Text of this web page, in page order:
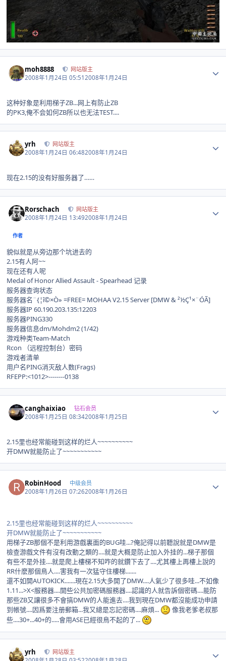
moh8888 网站版主
2008年1月24日 05:512008年1月24日
这种好象是利用梯子ZB...网上有防止ZB
的PK3,俺不会如何ZB所以也无法TEST....
yrh 网站版主
2008年1月24日 06:482008年1月24日
现在2.15的没有好服务器了……
Rorschach 网站版主
2008年1月24日 13:492008年1月24日
作者
貌似就是从旁边那个坑进去的
2.15有人阿~~
现在还有人呢
Medal of Honor Allied Assault - Spearhead 记录
服务器查询状态
服务器名¨{¦î©×Ò» =FREE= MOHAA V2.15 Server [DMW & ²½Ç¹×¨ÓÃ]
服务器IP 60.190.203.135:12203
服务器PING330
服务器信息dm/Mohdm2 (1/42)
游戏种类Team-Match
Rcon （远程控制台）密码
游戏者清单
用户名PING消灭敌人数(Frags)
RFEPP:<1012>--------0138
canghaixiao 钻石会员
2008年1月25日 08:342008年1月25日
2.15里也经常能碰到这样的烂人~~~~~~~~~~
开DMW就能防止了~~~~~~~~~~~
RobinHood 中级会员
2008年1月26日 07:262008年1月26日
2.15里也经常能碰到这样的烂人~~~~~~~~~~
开DMW就能防止了~~~~~~~~~~~
用梯子ZB那個不是利用游戲裏面的BUG哇...?俺記得以前聽說就是DMW是
檢查游戲文件有沒有改動之類的....就是大概是防止加入外挂的...梯子那個
有些不是外挂....就是爬上樓梯不知咋的就鑽下去了....尤其樓上再樓上說的
RR什麽那個鳥人....害我有一次猛守住樓梯.......
還不如開AUTOKICK.......現在2.15大多開了DMW....人氣少了很多哇...不如像
1.11...>X<服務器....開些公共加密碼服務器....認識的人就告訴個密碼....能防
那些ZB又讓很多不會搞DMW的人能進去....我到現在DMW都沒能成功申請
到帳號....因爲要注册郵箱...我又總是忘記密碼....麻煩...
像我老爹老叔那
些....30+...40+的.....會用ASE已經很鳥不起的了...
yrh 网站版主